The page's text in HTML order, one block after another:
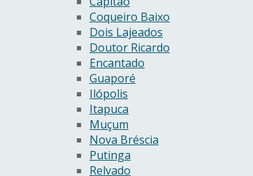
Coqueiro Baixo
Dois Lajeados
Doutor Ricardo
Encantado
Guaporé
Ilópolis
Itapuca
Muçum
Nova Bréscia
Putinga
Relvado